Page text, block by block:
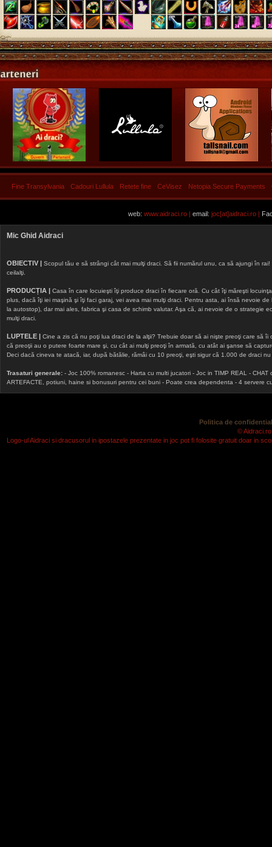
Fine Transylvania Cadouri Lullula Retete fine CeVisez Netopia Secure Payments
web: www.aidraci.ro | email: joc[at]aidraci.ro |
Mic Ghid Aidraci
OBIECTIV | Scopul tău e să strângi cât mai mulţi draci. Să fii numărul unu, ca să ajungi în
ceilalţi.
PRODUCȚIA | Casa în care locuieşti îţi produce draci în fiecare oră. Cu cât îţi măreşti
plus, dacă îţi iei maşină şi îţi faci garaj, vei avea mai mulţi draci. Pentru asta, ai însă nevoie
la autostop), dar mai ales, fabrica şi casa de schimb valutar. Aşa că, ai nevoie de o strategie
mulţi draci.
LUPTELE | Cine a zis că nu poţi lua draci de la alţii? Trebuie doar să ai nişte preoţi care să
că preoţii au o putere foarte mare şi, cu cât ai mulţi preoţi în armată, cu atât ai şanse să
Deci dacă cineva te atacă, iar, după bătălie, rămâi cu 10 preoţi, eşti sigur că 1.000 de draci
Trasaturi generale: - Joc 100% romanesc - Harta cu multi jucatori - Joc in TIMP REAL -
ARTEFACTE, potiuni, haine si bonusuri pentru cei buni - Poate crea dependenta - 4 servere
Politica de
©
Logo-ul Aidraci si dracusorul in ipostazele prezentate in joc pot fi folosite gratuit doar in